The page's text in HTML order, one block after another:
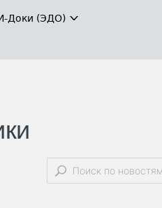
Доки (ЭДО)